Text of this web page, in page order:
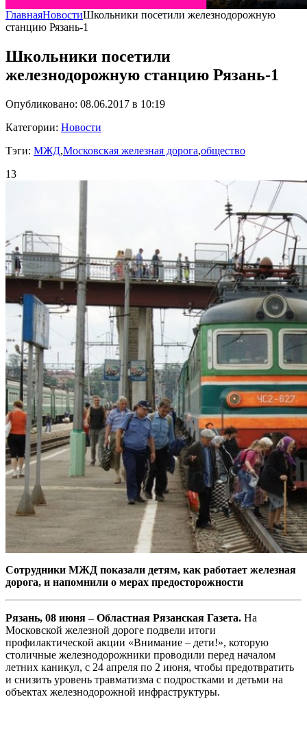
ГлавнаяНовостиШкольники посетили железнодорожную
станцию Рязань-1
Школьники посетили
железнодорожную станцию Рязань-1
Опубликовано: 08.06.2017 в 10:19
Категории: Новости
Тэги: МЖД,Московская железная дорога,общество
13
Сотрудники МЖД показали детям, как работает железная
дорога, и напомнили о мерах предосторожности
Рязань, 08 июня – Областная Рязанская Газета. На
Московской железной дороге подвели итоги
профилактической акции «Внимание – дети!», которую
столичные железнодорожники проводили перед началом
летних каникул, с 24 апреля по 2 июня, чтобы предотвратить
и снизить уровень травматизма с подростками и детьми на
объектах железнодорожной инфраструктуры.